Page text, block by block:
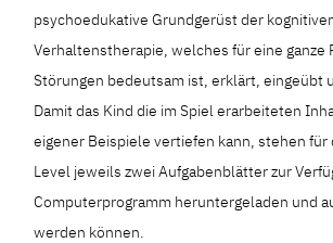
psychoedukative Grundgerüst der
Verhaltenstherapie, welches für eine ganze
Störungen bedeutsam ist, erklärt, eingeübt
Damit das Kind die im Spiel erarbeiteten
eigener Beispiele vertiefen kann, stehen für
Level jeweils zwei Aufgabenblätter zur
Computerprogramm heruntergeladen und
werden können.